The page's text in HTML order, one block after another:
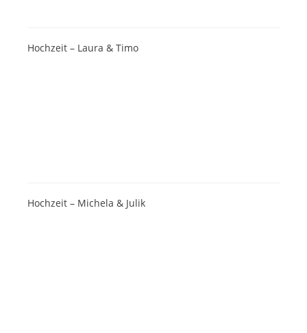
Hochzeit – Laura & Timo
Hochzeit – Michela & Julik